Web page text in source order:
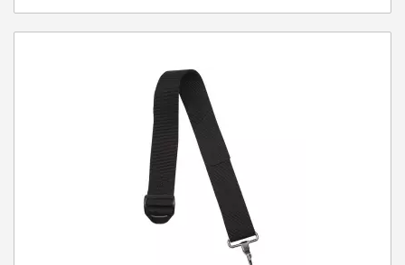
Сервисный центр
Заточка и ремонт цепей бензопил и электропил
Заточка ножей газонокосилок
Юрлицам